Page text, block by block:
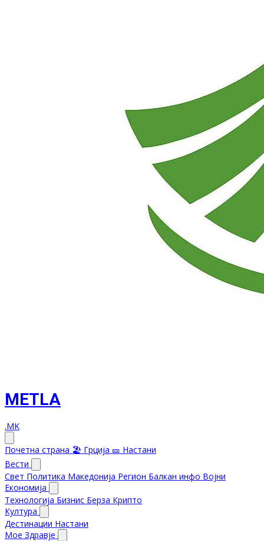
METLA
.MK
Почетна страна 🏖️ Грција 🎫 Настани
Вести
Свет Политика Македонија Регион Балкан инфо Војни
Економија
Технологија Бизнис Берза Крипто
Култура
Дестинации Настани
Мое Здравје